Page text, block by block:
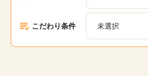
こだわり条件 未選択